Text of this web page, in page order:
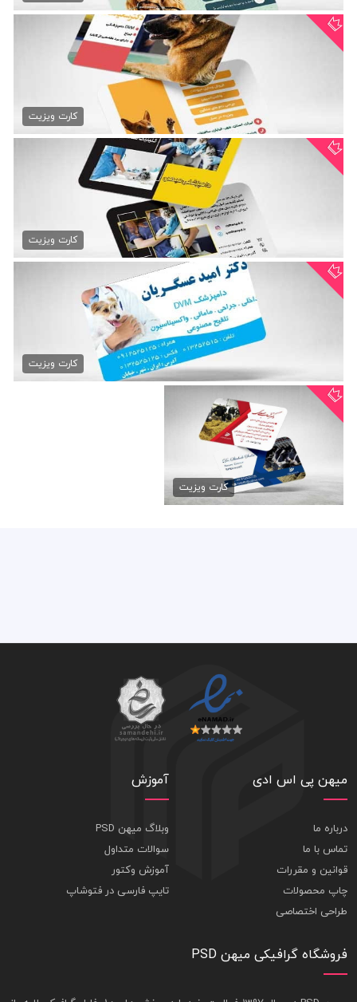
کارت ویزیت لایه باز...
79,000 تومان
کارت ویزیت
دانلود کارت ویزیت دامپزشکی
79,000 تومان
کارت ویزیت
دانلود psd کارت ویزیت...
79,000 تومان
کارت ویزیت
فایل کارت ویزیت دامپزشکی...
79,000 تومان
کارت ویزیت
میهن پی اس ادی
درباره ما
تماس با ما
قوانین و مقررات
چاپ محصولات
طراحی اختصاصی
آموزش
وبلاگ میهن PSD
سوالات متداول
آموزش وکتور
تایپ فارسی در فتوشاپ
فروشگاه گرافیکی میهن PSD